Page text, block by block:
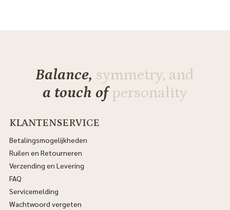
Balance, symmetry, and
a touch ofpersonality
KLANTENSERVICE
Betalingsmogelijkheden
Ruilen en Retourneren
Verzending en Levering
FAQ
Servicemelding
Wachtwoord vergeten